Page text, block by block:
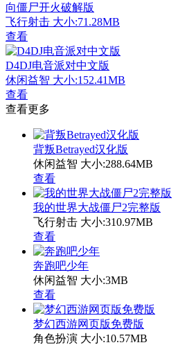
向僵尸开火破解版
飞行射击 大小:71.28MB
查看
D4DJ电音派对中文版
休闲益智 大小:152.41MB
查看
查看更多
背叛Betrayed汉化版
休闲益智 大小:288.64MB
查看
我的世界大战僵尸2完整版
飞行射击 大小:310.97MB
查看
奔跑吧少年
休闲益智 大小:3MB
查看
梦幻西游网页版免费版
角色扮演 大小:10.57MB